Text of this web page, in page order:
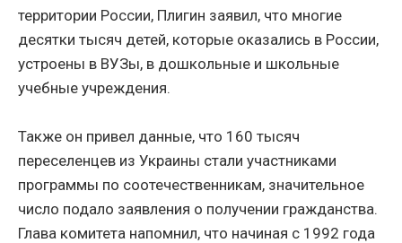
территории России, Плигин заявил, что многие
десятки тысяч детей, которые оказались в России,
устроены в ВУЗы, в дошкольные и школьные
учебные учреждения.
Также он привел данные, что 160 тысяч
переселенцев из Украины стали участниками
программы по соотечественникам, значительное
число подало заявления о получении гражданства.
Глава комитета напомнил, что начиная с 1992 года